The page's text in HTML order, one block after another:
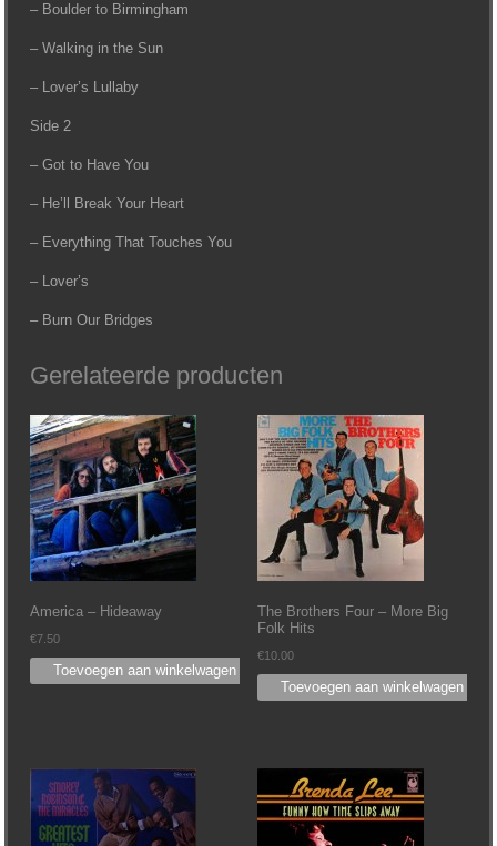
– Boulder to Birmingham
– Walking in the Sun
– Lover’s Lullaby
Side 2
– Got to Have You
– He’ll Break Your Heart
– Everything That Touches You
– Lover’s
– Burn Our Bridges
Gerelateerde producten
America – Hideaway
€7.50
Toevoegen aan winkelwagen
The Brothers Four – More Big
Folk Hits
€10.00
Toevoegen aan winkelwagen